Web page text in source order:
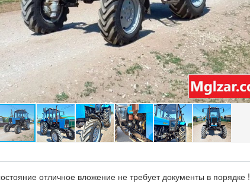
отличное вложение не требует документы в порядке !